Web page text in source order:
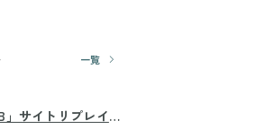
一覧
」サイトリプレイ